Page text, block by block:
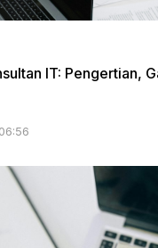
IT: Pengertian,
06:56